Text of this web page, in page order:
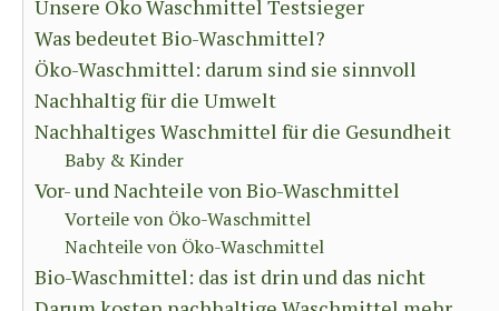
Unsere Öko Waschmittel Testsieger
Was bedeutet Bio-Waschmittel?
Öko-Waschmittel: darum sind sie sinnvoll
Nachhaltig für die Umwelt
Nachhaltiges Waschmittel für die Gesundheit
Baby & Kinder
Vor- und Nachteile von Bio-Waschmittel
Vorteile von Öko-Waschmittel
Nachteile von Öko-Waschmittel
Bio-Waschmittel: das ist drin und das nicht